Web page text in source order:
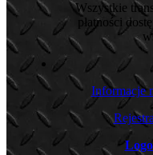
Wszystkie
płatności
Informacje